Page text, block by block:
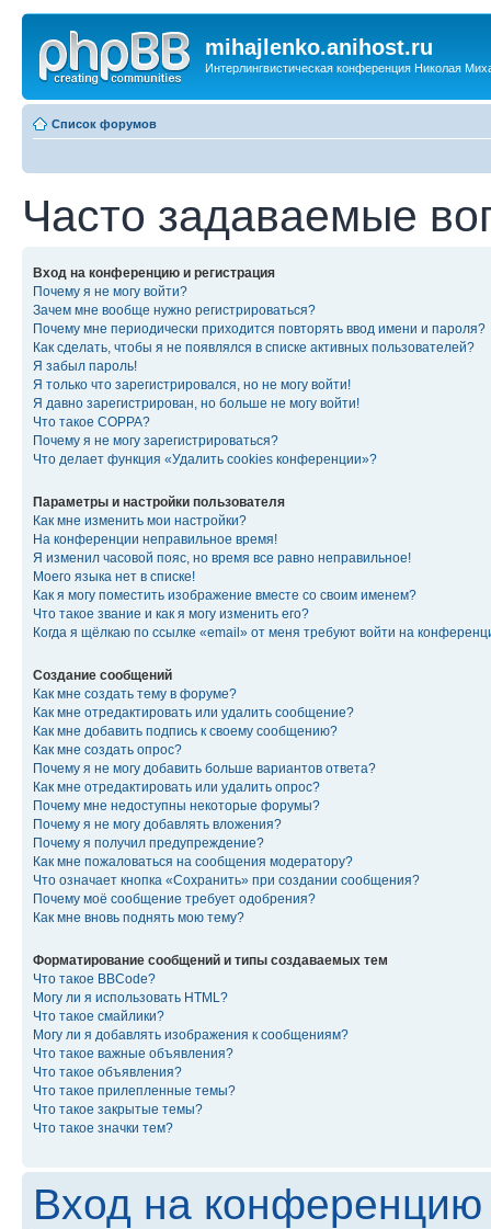
mihajlenko.anihost.ru
Интерлингвистическая конференция Николая
Список форумов
Часто задаваемые
Вход на конференцию и регистрация
Почему я не могу войти?
Зачем мне вообще нужно регистрироваться?
Почему мне периодически приходится повторять ввод имени и пароля?
Как сделать, чтобы я не появлялся в списке активных пользователей?
Я забыл пароль!
Я только что зарегистрировался, но не могу войти!
Я давно зарегистрирован, но больше не могу войти!
Что такое COPPA?
Почему я не могу зарегистрироваться?
Что делает функция «Удалить cookies конференции»?
Параметры и настройки пользователя
Как мне изменить мои настройки?
На конференции неправильное время!
Я изменил часовой пояс, но время все равно неправильное!
Моего языка нет в списке!
Как я могу поместить изображение вместе со своим именем?
Что такое звание и как я могу изменить его?
Когда я щёлкаю по ссылке «email» от меня требуют войти на
Создание сообщений
Как мне создать тему в форуме?
Как мне отредактировать или удалить сообщение?
Как мне добавить подпись к своему сообщению?
Как мне создать опрос?
Почему я не могу добавить больше вариантов ответа?
Как мне отредактировать или удалить опрос?
Почему мне недоступны некоторые форумы?
Почему я не могу добавлять вложения?
Почему я получил предупреждение?
Как мне пожаловаться на сообщения модератору?
Что означает кнопка «Сохранить» при создании сообщения?
Почему моё сообщение требует одобрения?
Как мне вновь поднять мою тему?
Форматирование сообщений и типы создаваемых тем
Что такое BBCode?
Могу ли я использовать HTML?
Что такое смайлики?
Могу ли я добавлять изображения к сообщениям?
Что такое важные объявления?
Что такое объявления?
Что такое прилепленные темы?
Что такое закрытые темы?
Что такое значки тем?
Вход на конференцию